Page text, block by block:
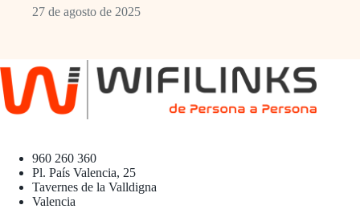
27 de agosto de 2025
960 260 360
Pl. País Valencia, 25
Tavernes de la Valldigna
Valencia